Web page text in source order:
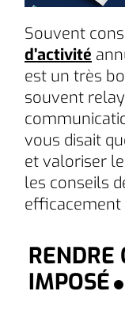
Souvent
d’activité
est un très
souvent
vous disait
et valoriser
les conseils
efficacement
RENDRE
IMPOSÉ